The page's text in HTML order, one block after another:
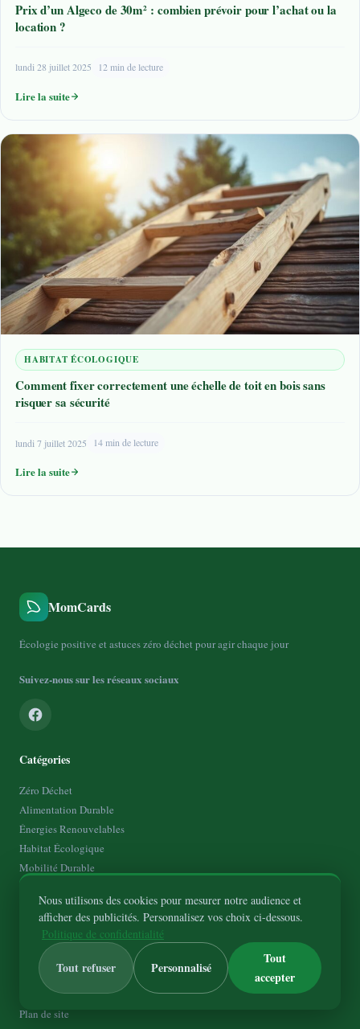
Prix d’un Algeco de 30m² : combien prévoir pour l’achat ou la
location ?
lundi 28 juillet 2025 12 min de lecture
Lire la suite
HABITAT ÉCOLOGIQUE
Comment fixer correctement une échelle de toit en bois sans
risquer sa sécurité
lundi 7 juillet 2025 14 min de lecture
Lire la suite
MomCards
Écologie positive et astuces zéro déchet pour agir chaque jour
Suivez-nous sur les réseaux sociaux
Catégories
Zéro Déchet
Alimentation Durable
Énergies Renouvelables
Habitat Écologique
Mobilité Durable
À Propos
Qui suis-je ?
Contact
Mentions Légales
Politique de Confidentialité
Plan de site
Nous utilisons des cookies pour mesurer notre audience et
afficher des publicités. Personnalisez vos choix ci-dessous.
Politique de confidentialité
Tout refuser Personnalisé
Tout
accepter